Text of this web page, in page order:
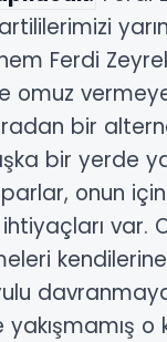
Ferdi
omuz
bir
bir yerde
onun
var.
kendilerine
yakışmamış o